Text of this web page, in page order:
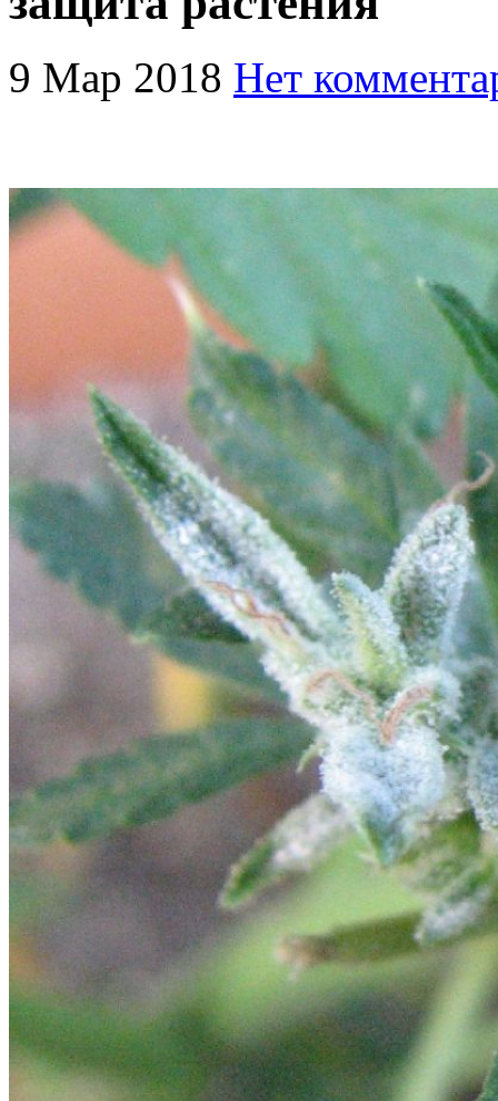
9 Мар 2018 Нет